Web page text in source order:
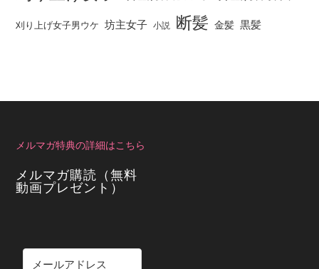
刈り上げ女子男ウケ 坊主女子 小説 断髪 金髪 黒髪
メルマガ特典の詳細はこちら
メルマガ購読（無料
動画プレゼント）